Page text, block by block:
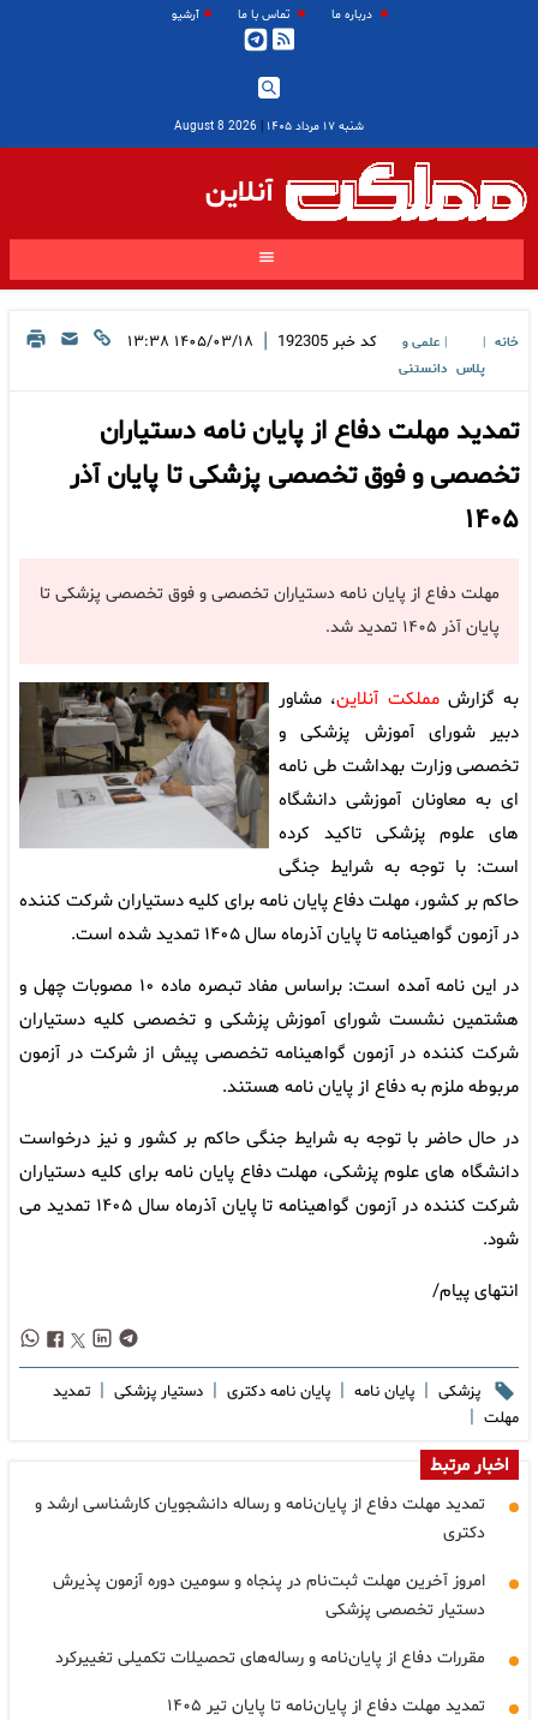
درباره ما تماس با ما آرشیو
شنبه ۱۷ مرداد ۱۴۰۵ |
2026 August 8
آنلاین
خانه
پلاس
علمی و
دانستنی
کد خبر 192305
| ۱۴۰۵/۰۳/۱۸ ۱۳:۳۸
تمدید مهلت دفاع از پایان نامه دستیاران
تخصصی و فوق تخصصی پزشکی تا پایان آذر
۱۴۰۵
مهلت دفاع از پایان نامه دستیاران تخصصی و فوق تخصصی پزشکی تا
پایان آذر ۱۴۰۵ تمدید شد.
به گزارشمملکت آنلاین، مشاور
دبیر شورای آموزش پزشکی و
تخصصی وزارت بهداشت طی نامه
ای به معاونان آموزشی دانشگاه
های علوم پزشکی تاکید کرده
است: با توجه به شرایط جنگی
حاکم بر کشور، مهلت دفاع پایان نامه برای کلیه دستیاران شرکت کننده
در آزمون گواهینامه تا پایان آذرماه سال ۱۴۰۵ تمدید شده است.
در این نامه آمده است: براساس مفاد تبصره ماده ۱۰ مصوبات چهل و
هشتمین نشست شورای آموزش پزشکی و تخصصی کلیه دستیاران
شرکت کننده در آزمون گواهینامه تخصصی پیش از شرکت در آزمون
مربوطه ملزم به دفاع از پایان نامه هستند.
در حال حاضر با توجه به شرایط جنگی حاکم بر کشور و نیز درخواست
دانشگاه های علوم پزشکی، مهلت دفاع پایان نامه برای کلیه دستیاران
شرکت کننده در آزمون گواهینامه تا پایان آذرماه سال ۱۴۰۵ تمدید می
شود.
انتهای پیام/
پزشکی | پایان نامه | پایان نامه دکتری | دستیار پزشکی | تمدید
مهلت |
اخبار مرتبط
تمدید مهلت دفاع از پایان‌نامه و رساله دانشجویان کارشناسی ارشد و
دکتری
امروز آخرین مهلت ثبت‌نام در پنجاه و سومین دوره آزمون پذیرش
دستیار تخصصی پزشکی
مقررات دفاع از پایان‌نامه و رساله‌های تحصیلات تکمیلی تغییرکرد
تمدید مهلت دفاع از پایان‌نامه تا پایان تیر ۱۴۰۵